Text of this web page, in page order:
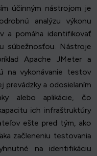
účinným nástrojom je
analýzu výkonu
a pomáha identifikovať
súbežnosťou. Nástroje
Apache JMeter a
na vykonávanie testov
prevádzky a odosielaním
alebo aplikácie, čo
ich infraštruktúry
ešte pred tým, ako
začleneniu testovania
na identifikáciu